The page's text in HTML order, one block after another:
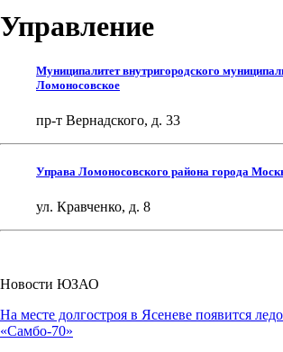
Управление
Муниципалитет внутригородского
Ломоносовское
пр-т Вернадского, д. 33
Управа Ломоносовского района города
ул. Кравченко, д. 8
Новости ЮЗАО
На месте долгостроя в Ясеневе появится
«Самбо-70»